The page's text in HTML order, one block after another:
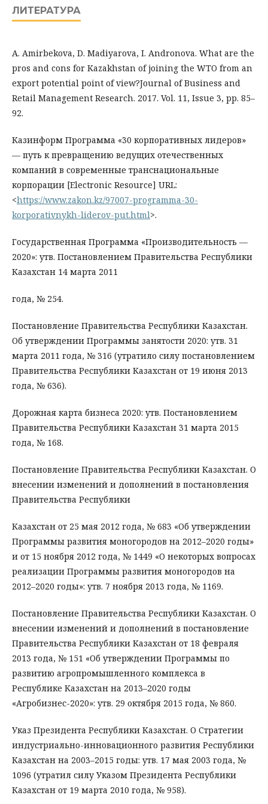
ЛИТЕРАТУРА
A. Amirbekova, D. Madiyarova, I. Andronova. What are the
pros and cons for Kazakhstan of joining the WTO from an
export potential point of view?Journal of Business and
Retail Management Research. 2017. Vol. 11, Issue 3, pp. 85–
92.
Казинформ Программа «30 корпоративных лидеров»
— путь к превращению ведущих отечественных
компаний в современные транснациональные
корпорации [Electronic Resource] URL:
<https://www.zakon.kz/97007-programma-30-
korporativnykh-liderov-put.html>.
Государственная Программа «Производительность —
2020»: утв. Постановлением Правительства Республики
Казахстан 14 марта 2011
года, № 254.
Постановление Правительства Республики Казахстан.
Об утверждении Программы занятости 2020: утв. 31
марта 2011 года, № 316 (утратило силу постановлением
Правительства Республики Казахстан от 19 июня 2013
года, № 636).
Дорожная карта бизнеса 2020: утв. Постановлением
Правительства Республики Казахстан 31 марта 2015
года, № 168.
Постановление Правительства Республики Казахстан. О
внесении изменений и дополнений в постановления
Правительства Республики
Казахстан от 25 мая 2012 года, № 683 «Об утверждении
Программы развития моногородов на 2012–2020 годы»
и от 15 ноября 2012 года, № 1449 «О некоторых вопросах
реализации Программы развития моногородов на
2012–2020 годы»: утв. 7 ноября 2013 года, № 1169.
Постановление Правительства Республики Казахстан. О
внесении изменений и дополнений в постановление
Правительства Республики Казахстан от 18 февраля
2013 года, № 151 «Об утверждении Программы по
развитию агропромышленного комплекса в
Республике Казахстан на 2013–2020 годы
«Агробизнес-2020»: утв. 29 октября 2015 года, № 860.
Указ Президента Республики Казахстан. О Стратегии
индустриально-инновационного развития Республики
Казахстан на 2003–2015 годы: утв. 17 мая 2003 года, №
1096 (утратил силу Указом Президента Республики
Казахстан от 19 марта 2010 года, № 958).